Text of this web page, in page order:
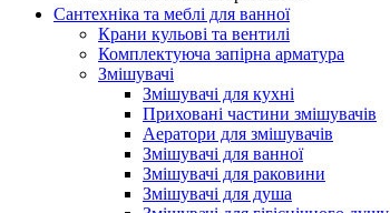
Сантехніка та меблі для ванної
Крани кульові та вентилі
Комплектуюча запірна арматура
Змішувачі
Змішувачі для кухні
Приховані частини змішувачів
Аератори для змішувачів
Змішувачі для ванної
Змішувачі для раковини
Змішувачі для душа